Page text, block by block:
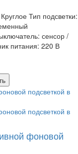
Круглое Тип подсветки:
сенсор /
питания: 220 В
фоновой